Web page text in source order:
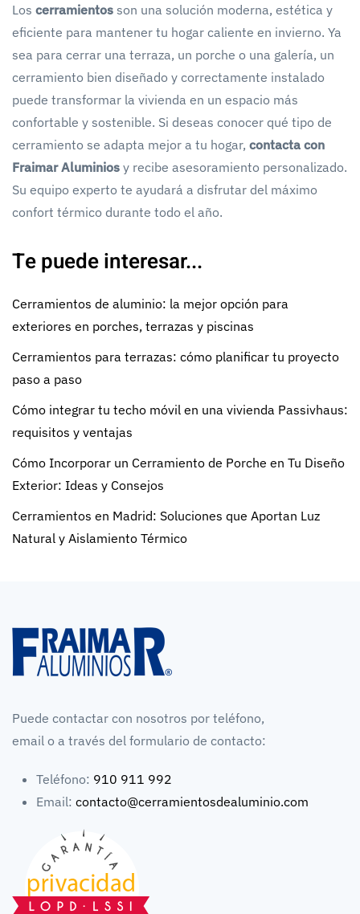
Los cerramientos son una solución moderna, estética y
eficiente para mantener tu hogar caliente en invierno. Ya
sea para cerrar una terraza, un porche o una galería, un
cerramiento bien diseñado y correctamente instalado
puede transformar la vivienda en un espacio más
confortable y sostenible. Si deseas conocer qué tipo de
cerramiento se adapta mejor a tu hogar, contacta con
Fraimar Aluminios y recibe asesoramiento personalizado.
Su equipo experto te ayudará a disfrutar del máximo
confort térmico durante todo el año.
Te puede interesar...
Cerramientos de aluminio: la mejor opción para
exteriores en porches, terrazas y piscinas
Cerramientos para terrazas: cómo planificar tu proyecto
paso a paso
Cómo integrar tu techo móvil en una vivienda Passivhaus:
requisitos y ventajas
Cómo Incorporar un Cerramiento de Porche en Tu Diseño
Exterior: Ideas y Consejos
Cerramientos en Madrid: Soluciones que Aportan Luz
Natural y Aislamiento Térmico
Puede contactar con nosotros por teléfono,
email o a través del formulario de contacto:
Teléfono: 910 911 992
Email: contacto@cerramientosdealuminio.com